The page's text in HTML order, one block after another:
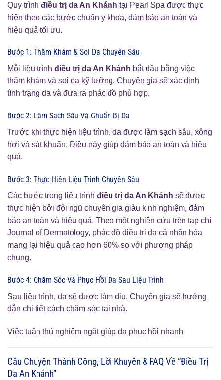
Quy trình điều trị da An Khánh tại Pearl Spa được thực
hiện theo các bước chuẩn y khoa, đảm bảo an toàn và
hiệu quả tối ưu.
Bước 1: Thăm Khám & Soi Da Chuyên Sâu
Mỗi liệu trình điều trị da An Khánh bắt đầu bằng việc
thăm khám và soi da kỹ lưỡng. Chuyên gia sẽ xác định
tình trạng da và đưa ra phác đồ phù hợp.
Bước 2: Làm Sạch Sâu Và Chuẩn Bị Da
Trước khi thực hiện liệu trình, da được làm sạch sâu, xông
hơi và sát khuẩn. Điều này giúp đảm bảo an toàn và hiệu
quả.
Bước 3: Thực Hiện Liệu Trình Chuyên Sâu
Các bước trong liệu trình điều trị da An Khánh sẽ được
thực hiện bởi đội ngũ chuyên gia giàu kinh nghiệm, đảm
bảo an toàn và hiệu quả. Theo một nghiên cứu trên tạp chí
Journal of Dermatology, phác đồ điều trị da cá nhân hóa
mang lại hiệu quả cao hơn 60% so với phương pháp
chung.
Bước 4: Chăm Sóc Và Phục Hồi Da Sau Liệu Trình
Sau liệu trình, da sẽ được làm dịu. Chuyên gia sẽ hướng
dẫn chi tiết cách chăm sóc tại nhà.
Việc tuân thủ nghiêm ngặt giúp da phục hồi nhanh.
Câu Chuyện Thành Công, Lời Khuyên & FAQ Về “Điều Trị
Da An Khánh”